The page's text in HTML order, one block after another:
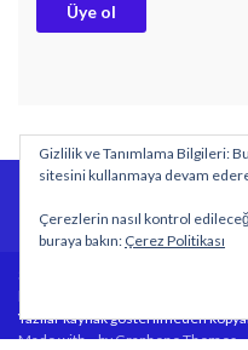
Üye ol
Sitemizde yayımlanan özgün
https://www.biyolojidersim.com
Yazılar kaynak gösterilmeden
Made with byGraphene Themes.
Gizlilik ve Tanımlama Bilgileri:
sitesini kullanmaya devam
Çerezlerin nasıl kontrol
buraya bakın: Çerez Politikası